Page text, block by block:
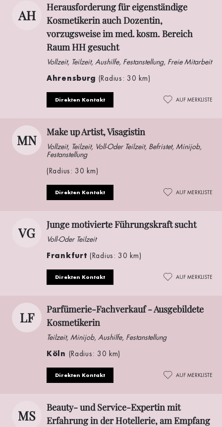
AH
Herausforderung für eigenständige
Kosmetikerin auch Dozentin,
vorzugsweise im med. kosm. Bereich
Raum HH gesucht
Vollzeit, Teilzeit, Aushilfe, Festanstellung, Freie Mitarbeit
Ahrensburg (Radius: 30 km)
Direkten Kontakt AUF MERKLISTE
MN
Make up Artist, Visagistin
Vollzeit, Teilzeit, Voll-Oder Teilzeit, Befristet, Minijob,
Festanstellung
(Radius: 30 km)
Direkten Kontakt AUF MERKLISTE
VG
Junge motivierte Führungskraft sucht
Voll-Oder Teilzeit
Frankfurt (Radius: 30 km)
Direkten Kontakt AUF MERKLISTE
LF
Parfümerie-Fachverkauf - Ausgebildete
Kosmetikerin
Teilzeit, Minijob, Aushilfe, Festanstellung
Köln (Radius: 30 km)
Direkten Kontakt AUF MERKLISTE
MS
Beauty- und Service-Expertin mit
Erfahrung in der Hotellerie, am Empfang